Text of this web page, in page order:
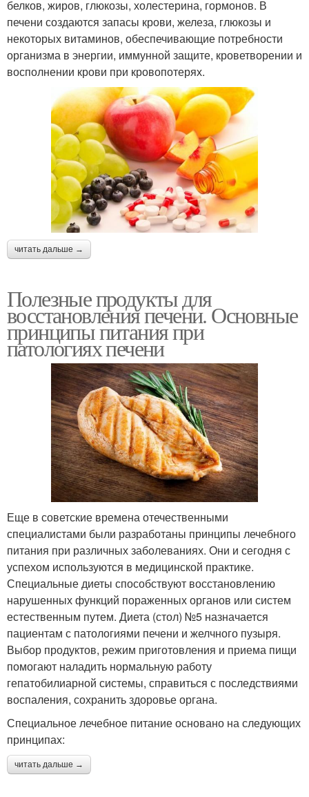
Привычки для печени Продукты для здоровья
Продукты для
оздоровления
Печень в организме
Важные продукты Диета для печени
Продукты на завтрак
белков, жиров, глюкозы, холестерина, гормонов. В
печени создаются запасы крови, железа, глюкозы и
некоторых витаминов, обеспечивающие потребности
организма в энергии, иммунной защите, кроветворении и
восполнении крови при кровопотерях.
читать дальше →
Полезные продукты для
восстановления печени. Основные
принципы питания при
патологиях печени
Еще в советские времена отечественными
специалистами были разработаны принципы лечебного
питания при различных заболеваниях. Они и сегодня с
успехом используются в медицинской практике.
Специальные диеты способствуют восстановлению
нарушенных функций пораженных органов или систем
естественным путем. Диета (стол) №5 назначается
пациентам с патологиями печени и желчного пузыря.
Выбор продуктов, режим приготовления и приема пищи
помогают наладить нормальную работу
гепатобилиарной системы, справиться с последствиями
воспаления, сохранить здоровье органа.
Специальное лечебное питание основано на следующих
принципах:
читать дальше →